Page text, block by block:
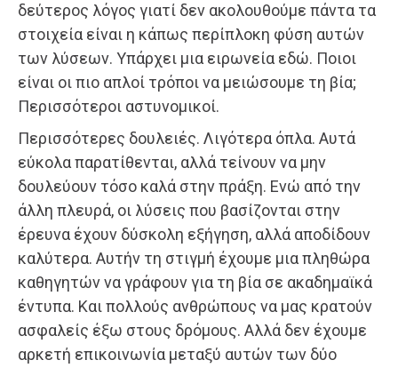
δεύτερος λόγος γιατί δεν ακολουθούμε πάντα τα
στοιχεία είναι η κάπως περίπλοκη φύση αυτών
των λύσεων. Υπάρχει μια ειρωνεία εδώ. Ποιοι
είναι οι πιο απλοί τρόποι να μειώσουμε τη βία;
Περισσότεροι αστυνομικοί.
Περισσότερες δουλειές. Λιγότερα όπλα. Αυτά
εύκολα παρατίθενται, αλλά τείνουν να μην
δουλεύουν τόσο καλά στην πράξη. Ενώ από την
άλλη πλευρά, οι λύσεις που βασίζονται στην
έρευνα έχουν δύσκολη εξήγηση, αλλά αποδίδουν
καλύτερα. Αυτήν τη στιγμή έχουμε μια πληθώρα
καθηγητών να γράφουν για τη βία σε ακαδημαϊκά
έντυπα. Και πολλούς ανθρώπους να μας κρατούν
ασφαλείς έξω στους δρόμους. Αλλά δεν έχουμε
αρκετή επικοινωνία μεταξύ αυτών των δύο